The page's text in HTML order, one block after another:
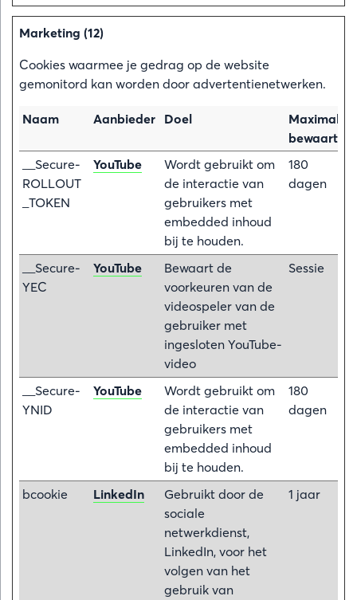
Marketing (12)
Cookies waarmee je gedrag op de website
gemonitord kan worden door advertentienetwerken.
Naam Aanbieder Doel
Maximale
__Secure-
ROLLOUT
_TOKEN
YouTube
Wordt gebruikt om
de interactie van
gebruikers met
embedded inhoud
bij te houden.
180
dagen
__Secure-
YEC
YouTube
Bewaart de
voorkeuren van de
videospeler van de
gebruiker met
ingesloten YouTube-
video
Sessie
__Secure-
YNID
YouTube
Wordt gebruikt om
de interactie van
gebruikers met
embedded inhoud
bij te houden.
180
dagen
bcookie LinkedIn
Gebruikt door de
sociale
netwerkdienst,
LinkedIn, voor het
volgen van het
gebruik van
1 jaar